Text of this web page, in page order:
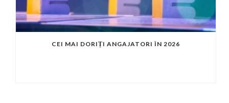
CEI MAI DORIȚI ANGAJATORI ÎN 2026